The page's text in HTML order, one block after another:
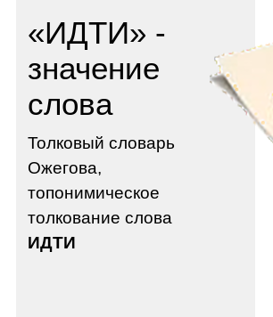
«ИДТИ» -
значение
слова
Толковый словарь
Ожегова,
топонимическое
толкование слова
ИДТИ